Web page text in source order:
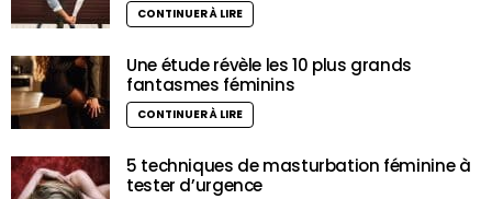
CONTINUER À LIRE
Une étude révèle les 10 plus grands
fantasmes féminins
CONTINUER À LIRE
5 techniques de masturbation féminine à
tester d’urgence